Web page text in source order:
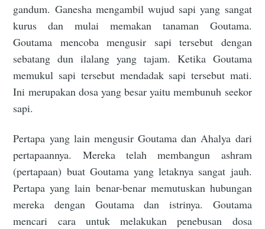
gandum. Ganesha mengambil wujud sapi yang sangat
kurus dan mulai memakan tanaman Goutama.
Goutama mencoba mengusir sapi tersebut dengan
sebatang dun ilalang yang tajam. Ketika Goutama
memukul sapi tersebut mendadak sapi tersebut mati.
Ini merupakan dosa yang besar yaitu membunuh seekor
sapi.
Pertapa yang lain mengusir Goutama dan Ahalya dari
pertapaannya. Mereka telah membangun ashram
(pertapaan) buat Goutama yang letaknya sangat jauh.
Pertapa yang lain benar-benar memutuskan hubungan
mereka dengan Goutama dan istrinya. Goutama
mencari cara untuk melakukan penebusan dosa